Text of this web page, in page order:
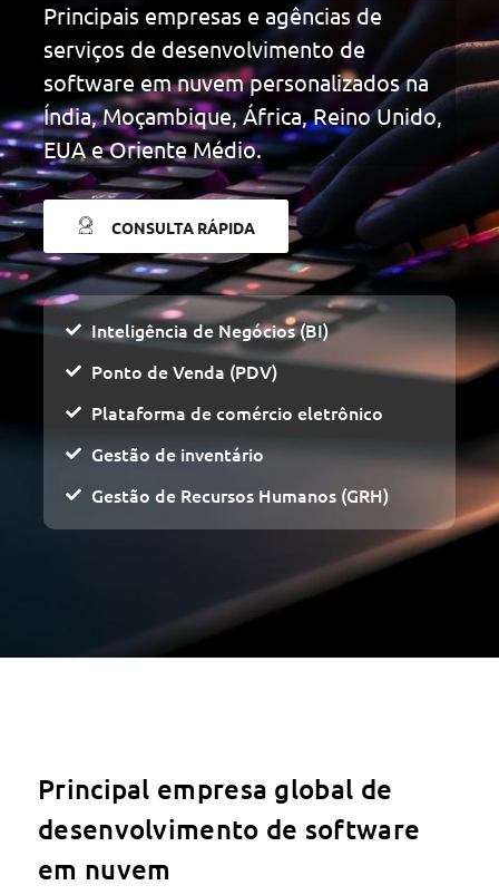
Principais empresas e agências de
serviços de desenvolvimento de
software em nuvem personalizados na
Índia, Moçambique, África, Reino Unido,
EUA e Oriente Médio.
CONSULTA RÁPIDA
Inteligência de Negócios (BI)
Ponto de Venda (PDV)
Plataforma de comércio eletrônico
Gestão de inventário
Gestão de Recursos Humanos (GRH)
Principal empresa global de
desenvolvimento de software
em nuvem